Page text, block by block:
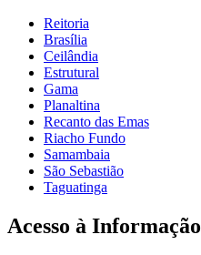
Reitoria
Brasília
Ceilândia
Estrutural
Gama
Planaltina
Recanto das Emas
Riacho Fundo
Samambaia
São Sebastião
Taguatinga
Acesso à Informação